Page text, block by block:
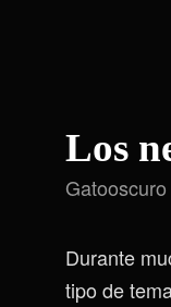
Los
Gatooscuro
Durante
tipo de